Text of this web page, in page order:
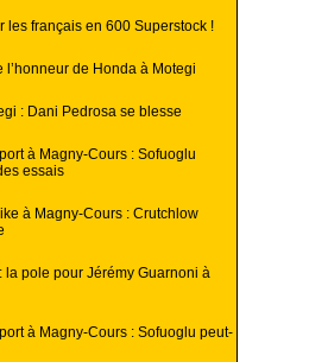
les français en 600 Superstock !
l’honneur de Honda à Motegi
: Dani Pedrosa se blesse
à Magny-Cours : Sofuoglu
essais
à Magny-Cours : Crutchlow
la pole pour Jérémy Guarnoni à
à Magny-Cours : Sofuoglu peut-